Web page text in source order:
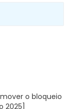
o bloqueio
2025]